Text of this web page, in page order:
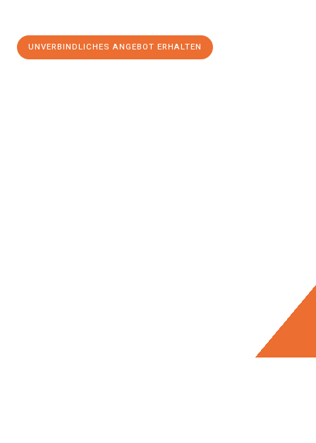
UNVERBINDLICHES ANGEBOT ERHALTEN